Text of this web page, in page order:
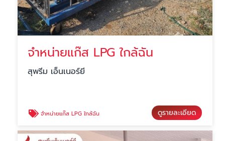
จำหน่ายแก๊ส LPG ใกล้ฉัน
สุพรีม เอ็นเนอร์ยี
จำหน่ายแก๊ส LPG ใกล้ฉัน ดูรายละเอียด